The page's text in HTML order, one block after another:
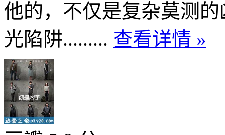
他的，不仅是复杂莫测
光陷阱......... 查看详情 »